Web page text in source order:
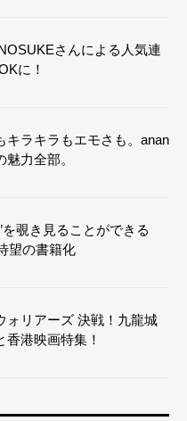
さんによる人気連
に！
キラキラもエモさも。anan
力全部。
を覗き見ることができる
望の書籍化
ォリアーズ 決戦！九龍城
港映画特集！